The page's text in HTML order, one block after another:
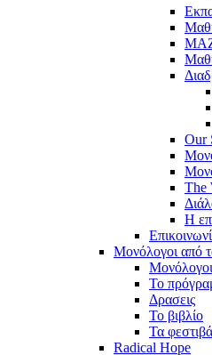
Our
The
Η
Μονόλογοι από
Το
Δρασεις
Το βιβλίο
Τα
Radical Hope